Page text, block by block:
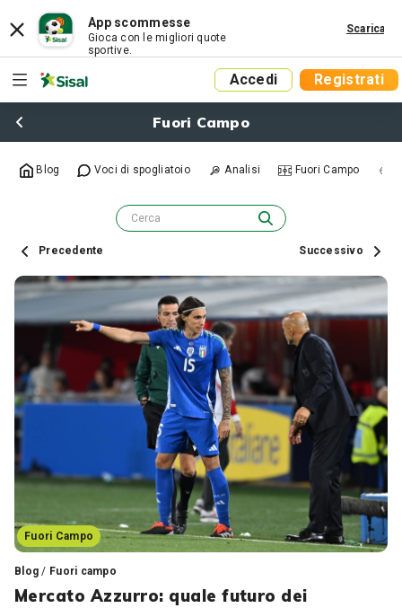
App scommesse
Gioca con le migliori quote
sportive.
Scarica
Accedi Registrati
Fuori Campo
Blog Voci di spogliatoio Analisi Fuori Campo
Precedente Successivo
Fuori Campo
Blog / Fuori campo
Mercato Azzurro: quale futuro dei